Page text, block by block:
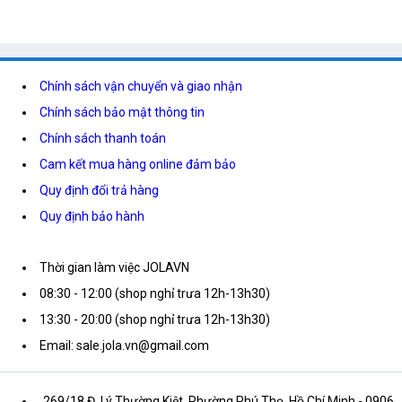
Chính sách vận chuyển và giao nhận
Chính sách bảo mật thông tin
Chính sách thanh toán
Cam kết mua hàng online đảm bảo
Quy định đổi trả hàng
Quy định bảo hành
Thời gian làm việc JOLAVN
08:30 - 12:00 (shop nghỉ trưa 12h-13h30)
13:30 - 20:00 (shop nghỉ trưa 12h-13h30)
Email: sale.jola.vn@gmail.com